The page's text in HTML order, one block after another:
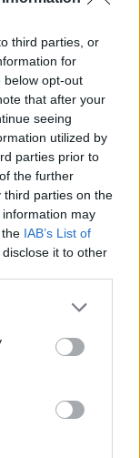
third parties, or
for
below opt-out
that after your
seeing
utilized by
parties prior to
the further
third parties on the
information may
IAB’s List of
it to other
by
the Google
andTerms of